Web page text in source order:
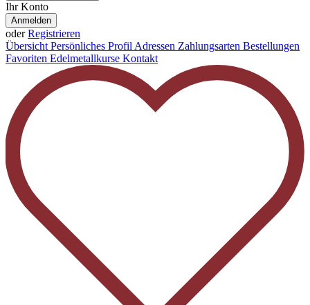
Ihr Konto
Anmelden
oderRegistrieren
ÜbersichtPersönliches ProfilAdressen Zahlungsarten Bestellungen
Favoriten Edelmetallkurse Kontakt